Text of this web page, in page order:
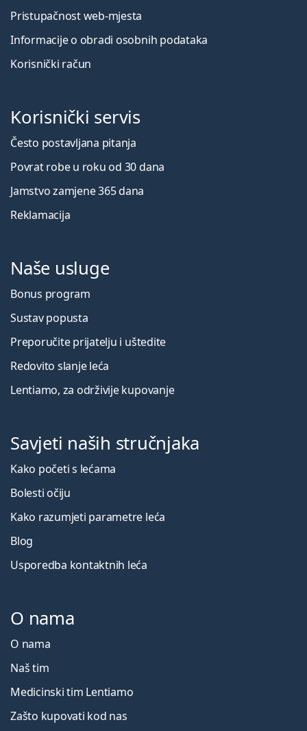
Pristupačnost web-mjesta
Informacije o obradi osobnih podataka
Korisnički račun
Korisnički servis
Često postavljana pitanja
Povrat robe u roku od 30 dana
Jamstvo zamjene 365 dana
Reklamacija
Naše usluge
Bonus program
Sustav popusta
Preporučite prijatelju i uštedite
Redovito slanje leća
Lentiamo, za održivije kupovanje
Savjeti naših stručnjaka
Kako početi s lećama
Bolesti očiju
Kako razumjeti parametre leća
Blog
Usporedba kontaktnih leća
O nama
O nama
Naš tim
Medicinski tim Lentiamo
Zašto kupovati kod nas